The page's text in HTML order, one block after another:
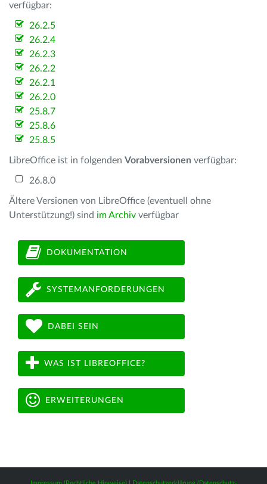
verfügbar:
26.2.5
26.2.4
26.2.3
26.2.2
26.2.1
26.2.0
25.8.7
25.8.6
25.8.5
LibreOffice ist in folgenden Vorabversionen verfügbar:
26.8.0
Ältere Versionen von LibreOffice (eventuell ohne
Unterstützung!) sind im Archiv verfügbar
DOKUMENTATION
SYSTEMANFORDERUNGEN
DABEI SEIN
WAS IST LIBREOFFICE?
ERWEITERUNGEN